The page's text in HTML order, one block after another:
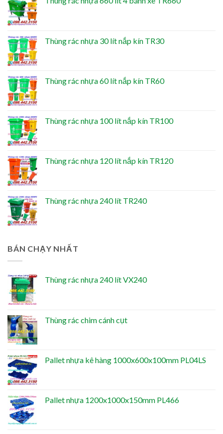
Thùng rác nhựa 30 lít nắp kín TR30
Thùng rác nhựa 60 lít nắp kín TR60
Thùng rác nhựa 100 lít nắp kín TR100
Thùng rác nhựa 120 lít nắp kín TR120
Thùng rác nhựa 240 lít TR240
BÁN CHẠY NHẤT
Thùng rác nhựa 240 lít VX240
Thùng rác chim cánh cụt
Pallet nhựa kê hàng 1000x600x100mm PL04LS
Pallet nhựa 1200x1000x150mm PL466